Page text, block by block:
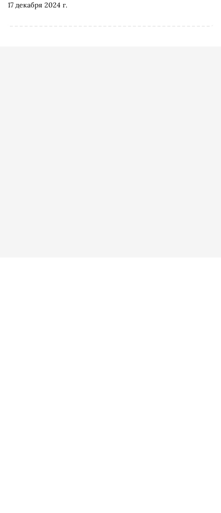
17 декабря 2024 г.
пациентом и врачом. Автор с юмором рассказывает о